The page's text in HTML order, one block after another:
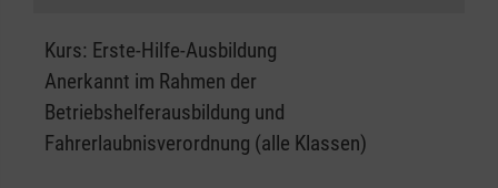
Kurs: Erste-Hilfe-Ausbildung
Anerkannt im Rahmen der
Betriebshelferausbildung und
Fahrerlaubnisverordnung (alle Klassen)